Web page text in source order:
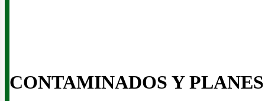
CONTAMINADOS Y PLANES